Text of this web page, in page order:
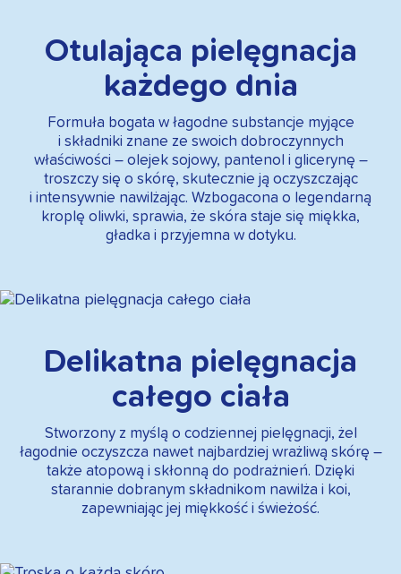
Otulająca pielęgnacja
każdego dnia
Formuła bogata w łagodne substancje myjące
i składniki znane ze swoich dobroczynnych
właściwości – olejek sojowy, pantenol i glicerynę –
troszczy się o skórę, skutecznie ją oczyszczając
i intensywnie nawilżając. Wzbogacona o legendarną
kroplę oliwki, sprawia, że skóra staje się miękka,
gładka i przyjemna w dotyku.
Delikatna pielęgnacja
całego ciała
Stworzony z myślą o codziennej pielęgnacji, żel
łagodnie oczyszcza nawet najbardziej wrażliwą skórę –
także atopową i skłonną do podrażnień. Dzięki
starannie dobranym składnikom nawilża i koi,
zapewniając jej miękkość i świeżość.